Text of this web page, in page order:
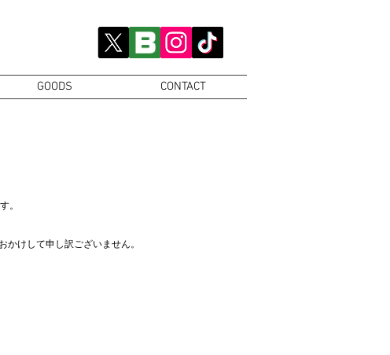
GOODS CONTACT
。
けして申し訳ございません。